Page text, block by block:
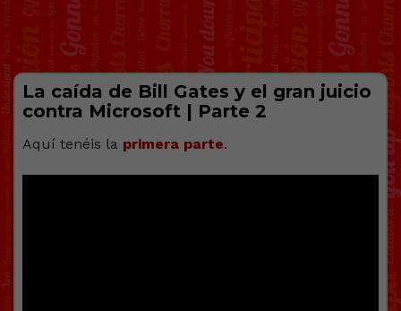
La caída de Bill Gates y el gran juicio
contra Microsoft | Parte 2
Aquí tenéis la primera parte.